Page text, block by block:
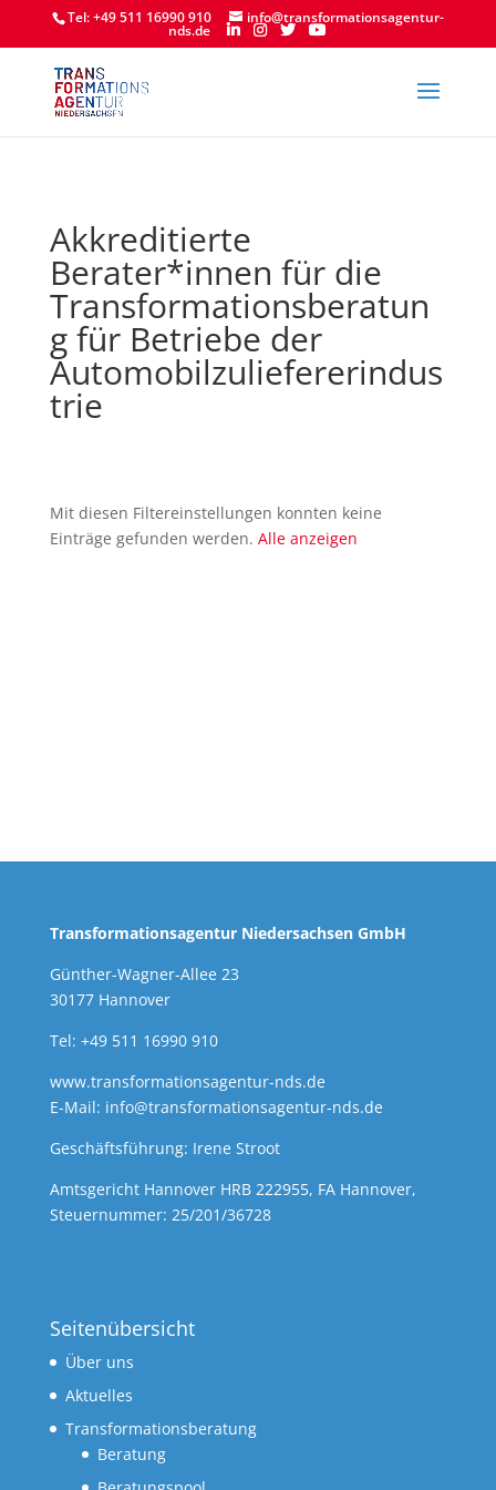
Tel: +49 511 16990 910 info@transformationsagentur-
nds.de
Akkreditierte
Berater*innen für die
Transformationsberatun
g für Betriebe der
Automobilzuliefererindus
trie
Mit diesen Filtereinstellungen konnten keine
Einträge gefunden werden. Alle anzeigen
Transformationsagentur Niedersachsen GmbH
Günther-Wagner-Allee 23
30177 Hannover
Tel: +49 511 16990 910
www.transformationsagentur-nds.de
E-Mail: info@transformationsagentur-nds.de
Geschäftsführung: Irene Stroot
Amtsgericht Hannover HRB 222955, FA Hannover,
Steuernummer: 25/201/36728
Seitenübersicht
Über uns
Aktuelles
Transformationsberatung
Beratung